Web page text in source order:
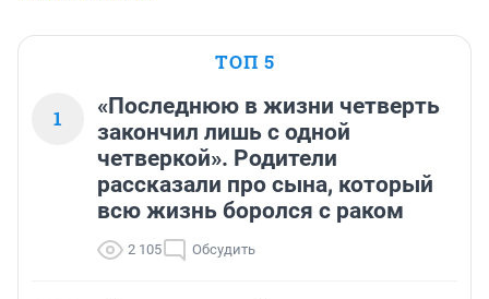
ТОП 5
1
«Последнюю в жизни четверть
закончил лишь с одной
четверкой». Родители
рассказали про сына, который
всю жизнь боролся с раком
2 105 Обсудить